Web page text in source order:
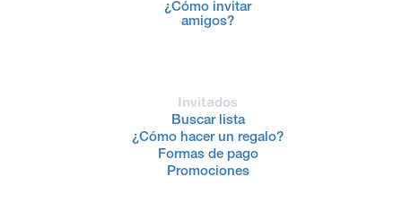
¿Cómo invitar
amigos?
Invitados
Buscar lista
¿Cómo hacer un regalo?
Formas de pago
Promociones